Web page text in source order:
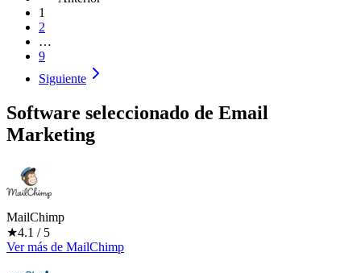
1
2
…
9
Siguiente
Software seleccionado de Email
Marketing
MailChimp
★4.1 / 5
Ver más de MailChimp